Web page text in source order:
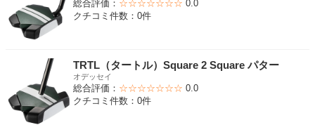
総合評価： ☆☆☆☆☆☆☆ 0.0
クチコミ件数：0件
TRTL（タートル）Square 2 Square パター
オデッセイ
総合評価： ☆☆☆☆☆☆☆ 0.0
クチコミ件数：0件